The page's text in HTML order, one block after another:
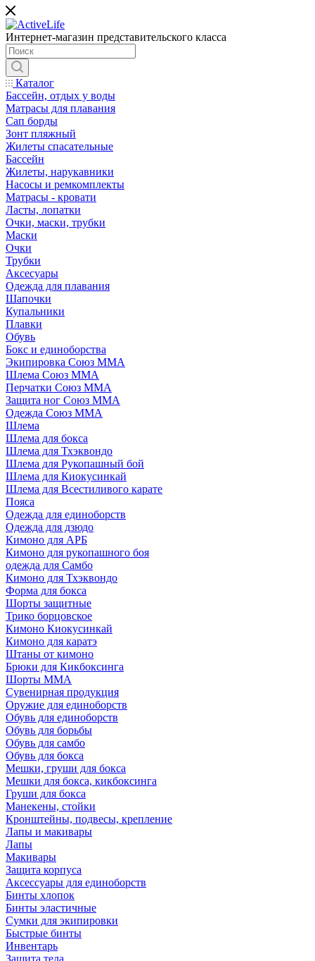
Интернет-магазин представительского класса
Каталог
Бассейн, отдых у воды
Матрасы для плавания
Сап борды
Зонт пляжный
Жилеты спасательные
Бассейн
Жилеты, нарукавники
Насосы и ремкомплекты
Матрасы - кровати
Ласты, лопатки
Очки, маски, трубки
Маски
Очки
Трубки
Аксесуары
Одежда для плавания
Шапочки
Купальники
Плавки
Обувь
Бокс и единоборства
Экипировка Союз ММА
Шлема Союз ММА
Перчатки Союз ММА
Защита ног Союз ММА
Одежда Союз ММА
Шлема
Шлема для бокса
Шлема для Тхэквондо
Шлема для Рукопашный бой
Шлема для Киокусинкай
Шлема для Всестиливого карате
Пояса
Одежда для единоборств
Одежда для дзюдо
Кимоно для АРБ
Кимоно для рукопашного боя
одежда для Самбо
Кимоно для Тхэквондо
Форма для бокса
Шорты защитные
Трико борцовское
Кимоно Киокусинкай
Кимоно для каратэ
Штаны от кимоно
Брюки для Кикбоксинга
Шорты ММА
Сувенирная продукция
Оружие для единоборств
Обувь для единоборств
Обувь для борьбы
Обувь для самбо
Обувь для бокса
Мешки, груши для бокса
Мешки для бокса, кикбоксинга
Груши для бокса
Манекены, стойки
Кронштейны, подвесы, крепление
Лапы и макивары
Лапы
Макивары
Защита корпуса
Аксессуары для единоборств
Бинты хлопок
Бинты эластичные
Сумки для экипировки
Быстрые бинты
Инвентарь
Защита тела